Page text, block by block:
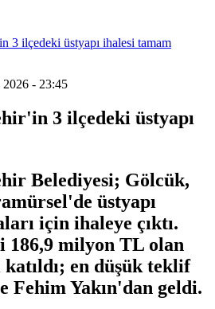
3 ilçedeki üstyapı ihalesi tamam
2026 - 23:45
3 ilçedeki üstyapı
Belediyesi; Gölcük,
üstyapı
için ihaleye çıktı.
186,9 milyon TL olan
en düşük teklif
Fehim Yakın'dan geldi.